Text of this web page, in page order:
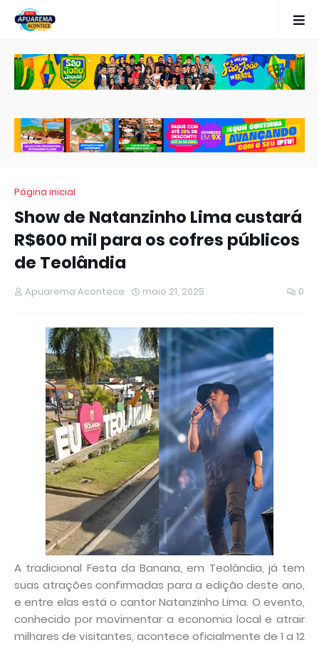
Página inicial
Show de Natanzinho Lima custará
R$600 mil para os cofres públicos
de Teolândia
Apuarema Acontece maio 21, 2025 0
A tradicional Festa da Banana, em Teolândia, já tem
suas atrações confirmadas para a edição deste ano,
e entre elas está o cantor Natanzinho Lima. O evento,
conhecido por movimentar a economia local e atrair
milhares de visitantes, acontece oficialmente de 1 a 12